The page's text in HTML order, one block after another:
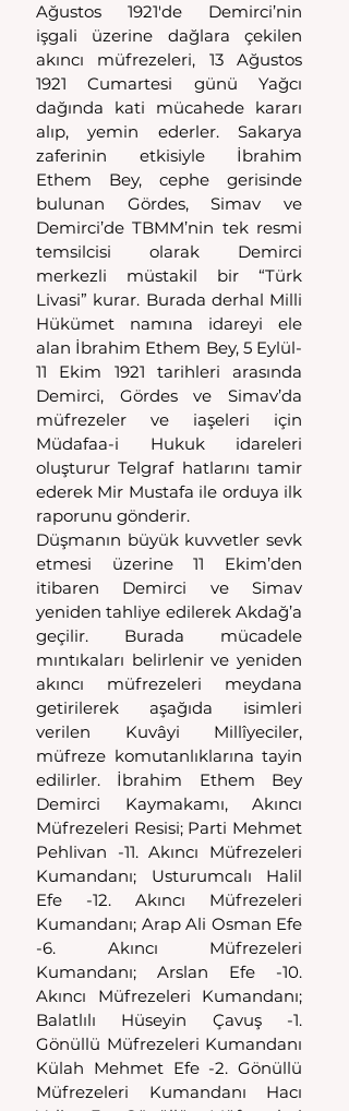
Ağustos 1921'de Demirci’nin
işgali üzerine dağlara çekilen
akıncı müfrezeleri, 13 Ağustos
1921 Cumartesi günü Yağcı
dağında kati mücahede kararı
alıp, yemin ederler. Sakarya
zaferinin etkisiyle İbrahim
Ethem Bey, cephe gerisinde
bulunan Gördes, Simav ve
Demirci’de TBMM’nin tek resmi
temsilcisi olarak Demirci
merkezli müstakil bir “Türk
Livasi” kurar. Burada derhal Milli
Hükümet namına idareyi ele
alan İbrahim Ethem Bey, 5 Eylül-
11 Ekim 1921 tarihleri arasında
Demirci, Gördes ve Simav’da
müfrezeler ve iaşeleri için
Müdafaa-i Hukuk idareleri
oluşturur Telgraf hatlarını tamir
ederek Mir Mustafa ile orduya ilk
raporunu gönderir.
Düşmanın büyük kuvvetler sevk
etmesi üzerine 11 Ekim’den
itibaren Demirci ve Simav
yeniden tahliye edilerek Akdağ’a
geçilir. Burada mücadele
mıntıkaları belirlenir ve yeniden
akıncı müfrezeleri meydana
getirile­rek aşağıda isimleri
verilen Kuvâyi Millîyeciler,
müfreze komutanlıklarına tayin
edilirler. İbrahim Ethem Bey
Demirci Kaymakamı, Akıncı
Müfrezeleri Resisi; Parti Mehmet
Pehlivan -11. Akıncı Müfrezeleri
Kumandanı; Usturumcalı Halil
Efe -12. Akıncı Müfrezeleri
Kumandanı; Arap Ali Osman Efe
-6. Akıncı Müfrezeleri
Kumandanı; Arslan Efe -10.
Akıncı Müfrezeleri Kumandanı;
Balatlılı Hüseyin Çavuş -1.
Gönüllü Müfrezeleri Kumandanı
Külah Mehmet Efe -2. Gönüllü
Müfrezeleri Kumandanı Hacı